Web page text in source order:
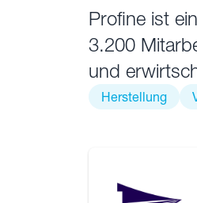
Profine ist
3.200
und
Herstellung